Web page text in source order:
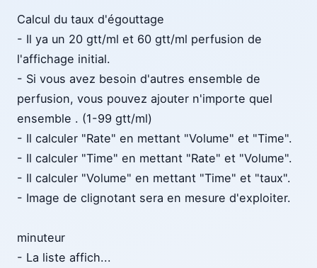
Calcul du taux d'égouttage
- Il ya un 20 gtt/ml et 60 gtt/ml perfusion de
l'affichage initial.
- Si vous avez besoin d'autres ensemble de
perfusion, vous pouvez ajouter n'importe quel
ensemble . (1-99 gtt/ml)
- Il calculer "Rate" en mettant "Volume" et "Time".
- Il calculer "Time" en mettant "Rate" et "Volume".
- Il calculer "Volume" en mettant "Time" et "taux".
- Image de clignotant sera en mesure d'exploiter.
minuteur
- La liste affich...